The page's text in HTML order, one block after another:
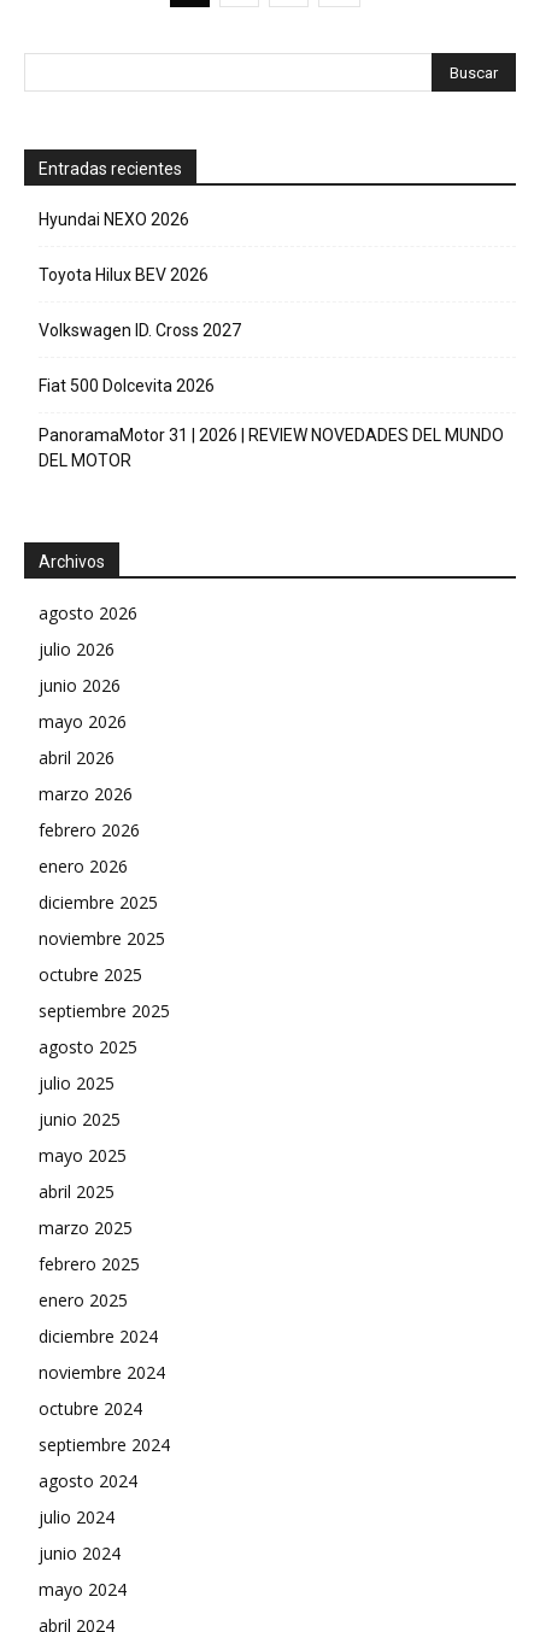
Entradas recientes
Hyundai NEXO 2026
Toyota Hilux BEV 2026
Volkswagen ID. Cross 2027
Fiat 500 Dolcevita 2026
PanoramaMotor 31 | 2026 | REVIEW NOVEDADES DEL MUNDO
DEL MOTOR
Archivos
agosto 2026
julio 2026
junio 2026
mayo 2026
abril 2026
marzo 2026
febrero 2026
enero 2026
diciembre 2025
noviembre 2025
octubre 2025
septiembre 2025
agosto 2025
julio 2025
junio 2025
mayo 2025
abril 2025
marzo 2025
febrero 2025
enero 2025
diciembre 2024
noviembre 2024
octubre 2024
septiembre 2024
agosto 2024
julio 2024
junio 2024
mayo 2024
abril 2024